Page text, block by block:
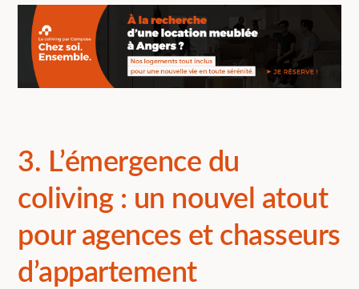
3. L’émergence du
coliving : un nouvel atout
pour agences et chasseurs
d’appartement